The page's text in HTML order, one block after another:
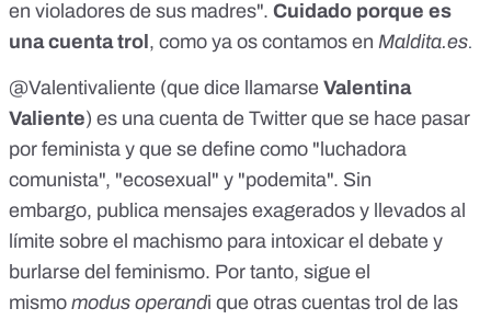
en violadores de sus madres". Cuidado porque es
una cuenta trol , como ya os contamos en Maldita.es.
@Valentivaliente (que dice llamarse Valentina
Valiente) es una cuenta de Twitter que se hace pasar
por feminista y que se define como "luchadora
comunista", "ecosexual" y "podemita". Sin
embargo, publica mensajes exagerados y llevados al
límite sobre el machismo para intoxicar el debate y
burlarse del feminismo. Por tanto, sigue el
mismo modus operandi que otras cuentas trol de las